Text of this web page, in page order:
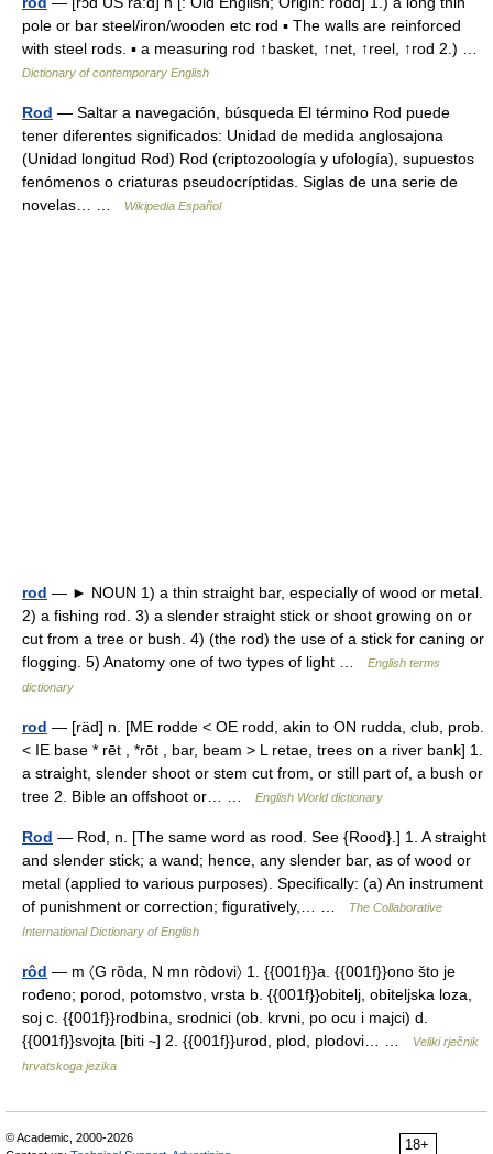
pole or bar steel/iron/wooden etc rod ▪ The walls are reinforced
with steel rods. ▪ a measuring rod ↑basket, ↑net, ↑reel, ↑rod 2.) …
Dictionary of contemporary English
Rod — Saltar a navegación, búsqueda El término Rod puede
tener diferentes significados: Unidad de medida anglosajona
(Unidad longitud Rod) Rod (criptozoología y ufología), supuestos
fenómenos o criaturas pseudocríptidas. Siglas de una serie de
novelas… …
Wikipedia Español
rod — ► NOUN 1) a thin straight bar, especially of wood or metal.
2) a fishing rod. 3) a slender straight stick or shoot growing on or
cut from a tree or bush. 4) (the rod) the use of a stick for caning or
flogging. 5) Anatomy one of two types of light …
English terms
dictionary
rod — [räd] n. [ME rodde < OE rodd, akin to ON rudda, club, prob.
< IE base * rēt , *rōt , bar, beam > L retae, trees on a river bank] 1.
a straight, slender shoot or stem cut from, or still part of, a bush or
tree 2. Bible an offshoot or… …
English World dictionary
Rod — Rod, n. [The same word as rood. See {Rood}.] 1. A straight
and slender stick; a wand; hence, any slender bar, as of wood or
metal (applied to various purposes). Specifically: (a) An instrument
of punishment or correction; figuratively,… …
The Collaborative
International Dictionary of English
rôd — m 〈G rȍda, N mn ròdovi〉 1. {{001f}}a. {{001f}}ono što je
rođeno; porod, potomstvo, vrsta b. {{001f}}obitelj, obiteljska loza,
soj c. {{001f}}rodbina, srodnici (ob. krvni, po ocu i majci) d.
{{001f}}svojta [biti ∼] 2. {{001f}}urod, plod, plodovi… …
Veliki rječnik
hrvatskoga jezika
18+
© Academic, 2000-2026